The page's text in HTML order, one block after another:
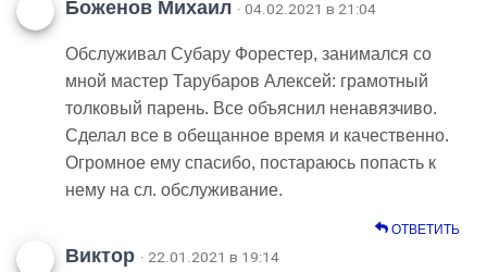
Боженов Михаил · 04.02.2021 в 21:04
Обслуживал Субару Форестер, занимался со
мной мастер Тарубаров Алексей: грамотный
толковый парень. Все объяснил ненавязчиво.
Сделал все в обещанное время и качественно.
Огромное ему спасибо, постараюсь попасть к
нему на сл. обслуживание.
ОТВЕТИТЬ
Виктор · 22.01.2021 в 19:14